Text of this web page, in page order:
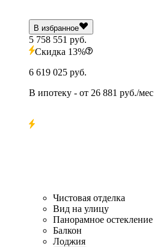
В избранное
5 758 551 руб.
Скидка 13%
6 619 025 руб.
В ипотеку - от 26 881 руб./мес
Чистовая отделка
Вид на улицу
Панорамное остекление
Балкон
Лоджия